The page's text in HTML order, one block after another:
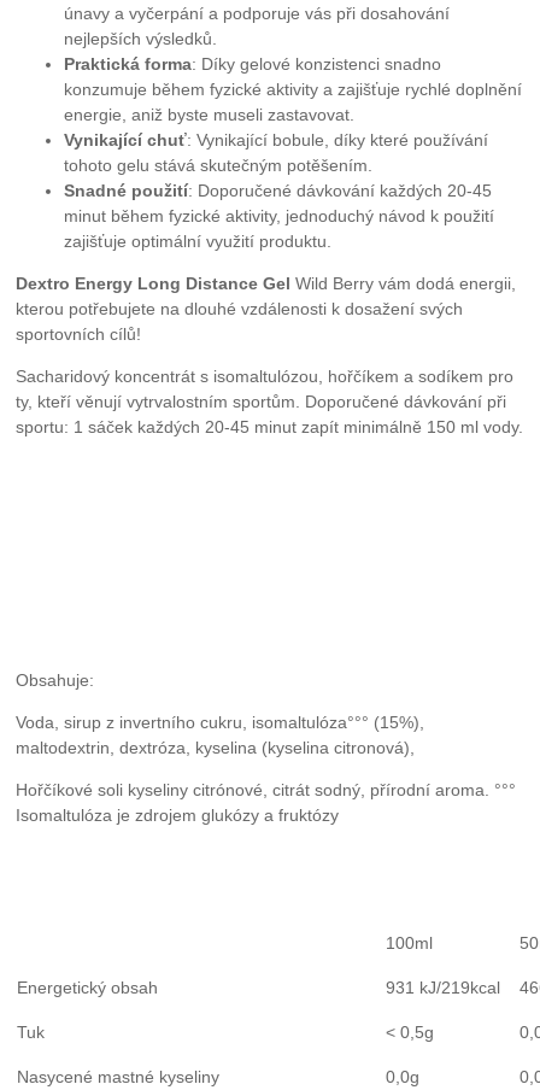
únavy a vyčerpání a podporuje vás při dosahování
nejlepších výsledků.
Praktická forma: Díky gelové konzistenci snadno
konzumuje během fyzické aktivity a zajišťuje rychlé doplnění
energie, aniž byste museli zastavovat.
Vynikající chuť: Vynikající bobule, díky které používání
tohoto gelu stává skutečným potěšením.
Snadné použití: Doporučené dávkování každých 20-45
minut během fyzické aktivity, jednoduchý návod k použití
zajišťuje optimální využití produktu.
Dextro Energy Long Distance Gel Wild Berry vám dodá energii,
kterou potřebujete na dlouhé vzdálenosti k dosažení svých
sportovních cílů!
Sacharidový koncentrát s isomaltulózou, hořčíkem a sodíkem pro
ty, kteří věnují vytrvalostním sportům. Doporučené dávkování při
sportu: 1 sáček každých 20-45 minut zapít minimálně 150 ml vody.
Obsahuje:
Voda, sirup z invertního cukru, isomaltulóza°°° (15%),
maltodextrin, dextróza, kyselina (kyselina citronová),
Hořčíkové soli kyseliny citrónové, citrát sodný, přírodní aroma. °°°
Isomaltulóza je zdrojem glukózy a fruktózy
100ml
Energetický obsah 931 kJ/219kcal
Tuk < 0,5g
Nasycené mastné kyseliny 0,0g